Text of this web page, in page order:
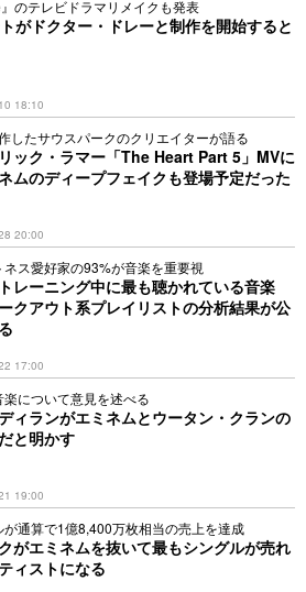
』のテレビドラマリメイクも発表
がドクター・ドレーと制作を開始すると
18:10
したサウスパークのクリエイターが語る
ック・ラマー「The Heart Part 5」MVに
ムのディープフェイクも登場予定だった
20:00
ネス愛好家の93%が音楽を重要視
レーニング中に最も聴かれている音楽
クアウト系プレイリストの分析結果が公
17:00
楽について意見を述べる
ィランがエミネムとウータン・クランの
と明かす
19:00
が通算で1億8,400万枚相当の売上を達成
がエミネムを抜いて最もシングルが売れ
ィストになる